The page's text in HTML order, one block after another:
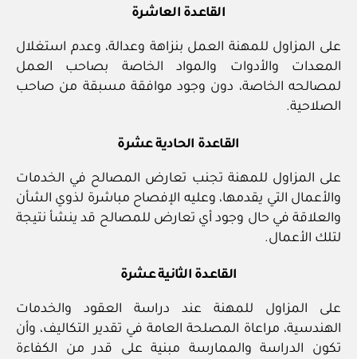
القاعدة العاشرة
على المزاول للمهنة العمل بنزاهة وعدالة، وعدم استغلال
المعدات والأدوات والمواد الخاصة بصاحب العمل
لمصالحه الخاصة، دون وجود موافقة مسبقة من صاحب
الصلاحية.
القاعدة الحادية عشرة
على المزاول للمهنة تجنب تعارض المصالح في الخدمات
والأعمال التي يقدمها، وعليه الإفصاح مباشرة لذوي الشأن
والعلاقة في حال وجود أي تعارض للمصالح قد ينشأ نتيجة
لتلك الأعمال.
القاعدة الثانية عشرة
على المزاول للمهنة عند دراسة العقود والخدمات
الهندسية، مراعاة المصلحة العامة في تقدير التكاليف، وأن
تكون الدراسة والممارسة مبنية على قدر من الكفاءة